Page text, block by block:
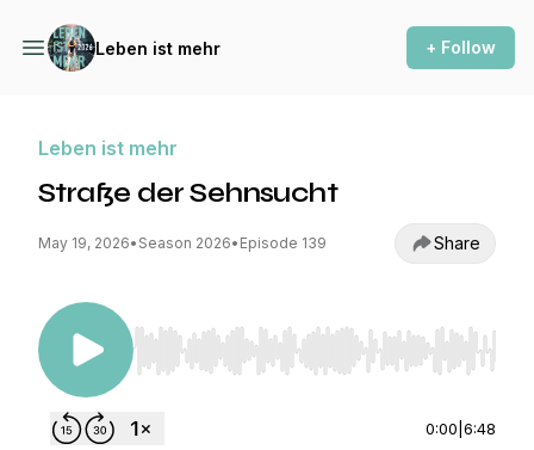
Leben ist mehr + Follow
Leben ist mehr
Straße der Sehnsucht
May 19, 2026• Season 2026• Episode 139 Share
Use Left/Right to seek, Home/End to jump to
0:00 6:48